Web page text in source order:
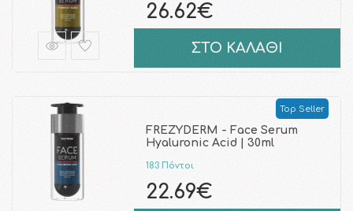
26.62€
ΣΤΟ ΚΑΛΑΘΙ
Top Seller
FREZYDERM - Face Serum
Hyaluronic Acid | 30ml
183 Πόντοι
22.69€